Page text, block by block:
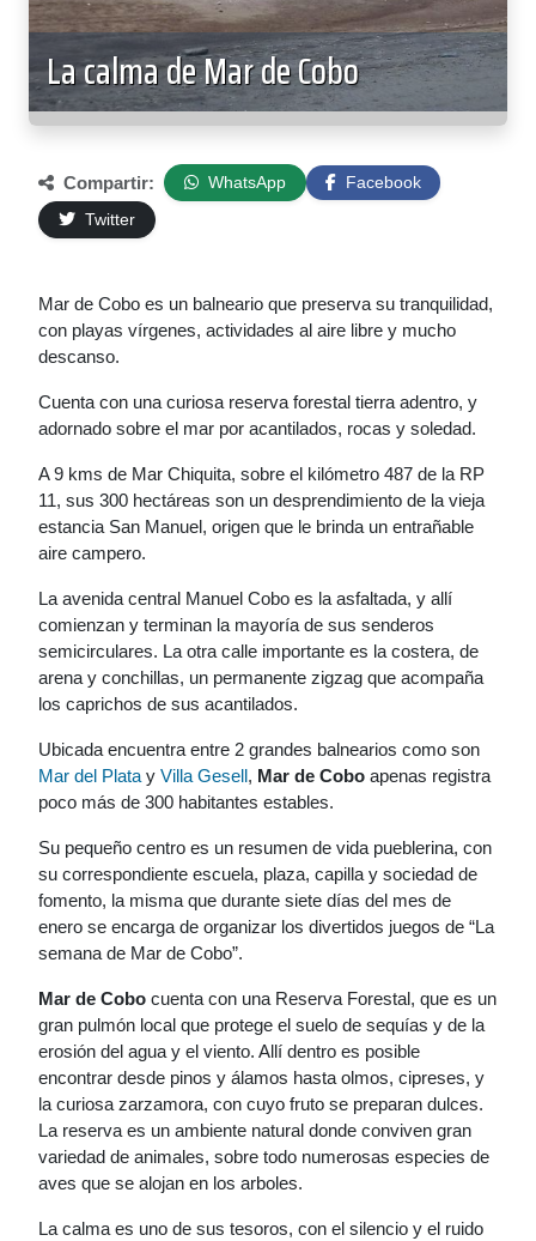
La calma de Mar de Cobo
Compartir: WhatsApp
Facebook
Twitter
Mar de Cobo es un balneario que preserva su tranquilidad,
con playas vírgenes, actividades al aire libre y mucho
descanso.
Cuenta con una curiosa reserva forestal tierra adentro, y
adornado sobre el mar por acantilados, rocas y soledad.
A 9 kms de Mar Chiquita, sobre el kilómetro 487 de la RP
11, sus 300 hectáreas son un desprendimiento de la vieja
estancia San Manuel, origen que le brinda un entrañable
aire campero.
La avenida central Manuel Cobo es la asfaltada, y allí
comienzan y terminan la mayoría de sus senderos
semicirculares. La otra calle importante es la costera, de
arena y conchillas, un permanente zigzag que acompaña
los caprichos de sus acantilados.
Ubicada encuentra entre 2 grandes balnearios como son
Mar del Plata y Villa Gesell, Mar de Cobo apenas registra
poco más de 300 habitantes estables.
Su pequeño centro es un resumen de vida pueblerina, con
su correspondiente escuela, plaza, capilla y sociedad de
fomento, la misma que durante siete días del mes de
enero se encarga de organizar los divertidos juegos de “La
semana de Mar de Cobo”.
Mar de Cobo cuenta con una Reserva Forestal, que es un
gran pulmón local que protege el suelo de sequías y de la
erosión del agua y el viento. Allí dentro es posible
encontrar desde pinos y álamos hasta olmos, cipreses, y
la curiosa zarzamora, con cuyo fruto se preparan dulces.
La reserva es un ambiente natural donde conviven gran
variedad de animales, sobre todo numerosas especies de
aves que se alojan en los arboles.
La calma es uno de sus tesoros, con el silencio y el ruido